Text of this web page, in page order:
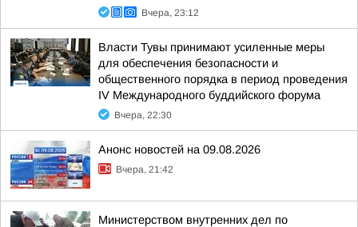
Вчера, 23:12
Власти Тувы принимают усиленные меры
для обеспечения безопасности и
общественного порядка в период проведения
IV Международного буддийского форума
Вчера, 22:30
Анонс новостей на 09.08.2026
Вчера, 21:42
Министерством внутренних дел по